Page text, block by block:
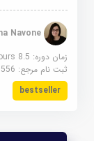
Estefania Cassingena Navone
زمان دوره: 8.5 hours
ثبت نام مرجع:4,556
bestseller